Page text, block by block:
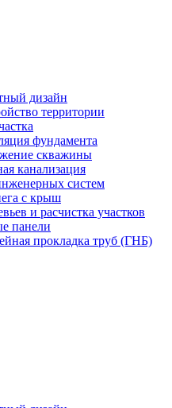
дизайн
территории
фундамента
скважины
канализация
систем
с крыш
и расчистка участков
панели
прокладка труб (ГНБ)